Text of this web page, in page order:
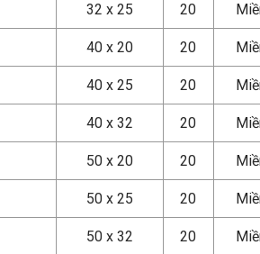
32 x 25 20
40 x 20 20
40 x 25 20
40 x 32 20
50 x 20 20
50 x 25 20
50 x 32 20